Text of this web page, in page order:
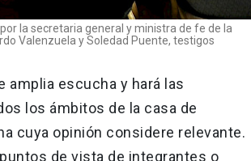
la secretaria general y ministra de fe de la
Valenzuela y Soledad Puente, testigos
amplia escucha y hará las
los ámbitos de la casa de
cuya opinión considere relevante.
de vista de integrantes o